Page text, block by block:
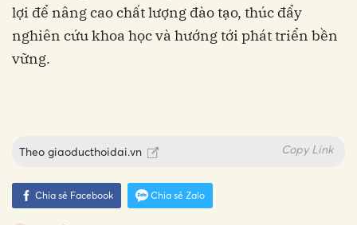
lợi để nâng cao chất lượng đào tạo, thúc đẩy
nghiên cứu khoa học và hướng tới phát triển bền
vững.
Theo giaoducthoidai.vn Copy Link
Chia sẻ Facebook Chia sẻ Zalo